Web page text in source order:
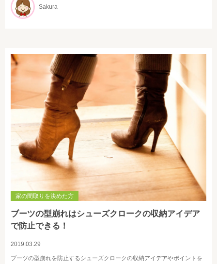
Sakura
家の間取りを決めた方
ブーツの型崩れはシューズクロークの収納アイデア
で防止できる！
2019.03.29
ブーツの型崩れを防止するシューズクロークの収納アイデアやポイントを